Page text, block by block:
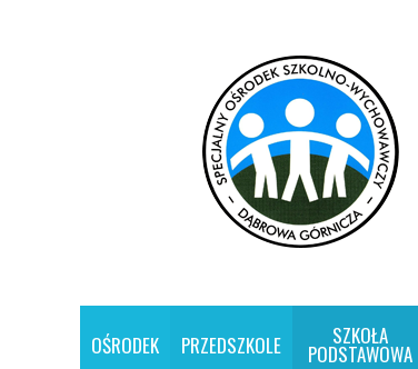
OŚRODEK PRZEDSZKOLE SZKOŁA
PODSTAWOWA